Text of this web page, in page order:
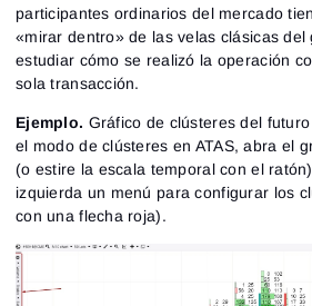
participantes ordinarios del mercado
«mirar dentro» de las velas clásicas del
estudiar cómo se realizó la operación
sola transacción.
Ejemplo. Gráfico de clústeres del
el modo de clústeres en ATAS, abra el
(o estire la escala temporal con el
izquierda un menú para configurar los
con una flecha roja).
Iniciar
Correo electrónico
Restablecer
Introduce tu correo electrónico y te
enlace para crear una nueva
Registro
Correo electrónico
Quiero recibir ofertas especiales
Terms of use,
Consulta nuestra Política de